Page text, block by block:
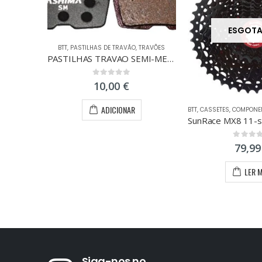
BTT, PASTILHAS DE TRAVÃO,TRAVÕES
PASTILHAS TRAVAO SEMI-METAL AVID CODE R
0out of 5
10,00 €
ADICIONAR BTT,CASSETES,
0out of
79,99
LER